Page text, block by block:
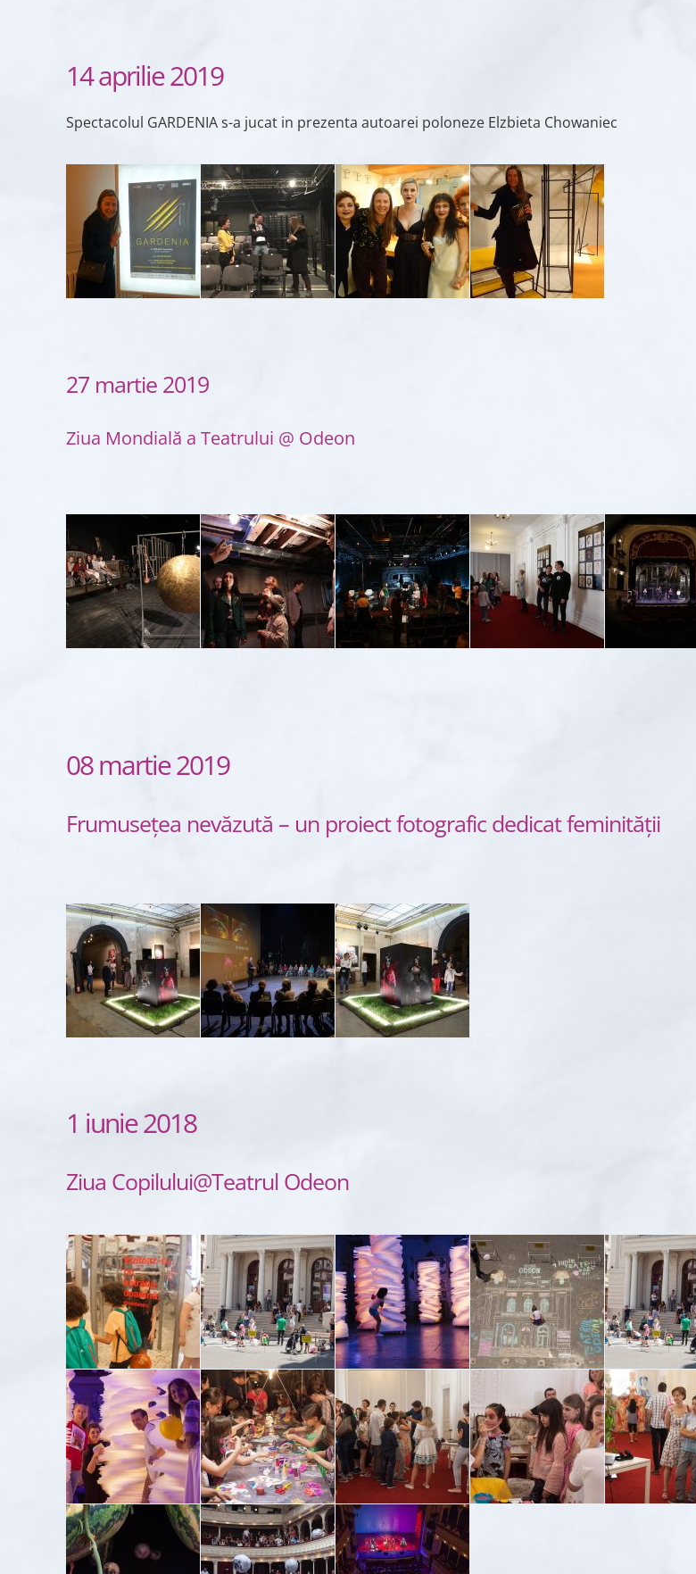
14 aprilie 2019
Spectacolul GARDENIA s-a jucat in prezenta autoarei poloneze Elzbieta Chowaniec
27 martie 2019
Ziua Mondială a Teatrului @ Odeon
08 martie 2019
Frumusețea nevăzută – un proiect fotografic dedicat feminității
1 iunie 2018
Ziua Copilului@Teatrul Odeon